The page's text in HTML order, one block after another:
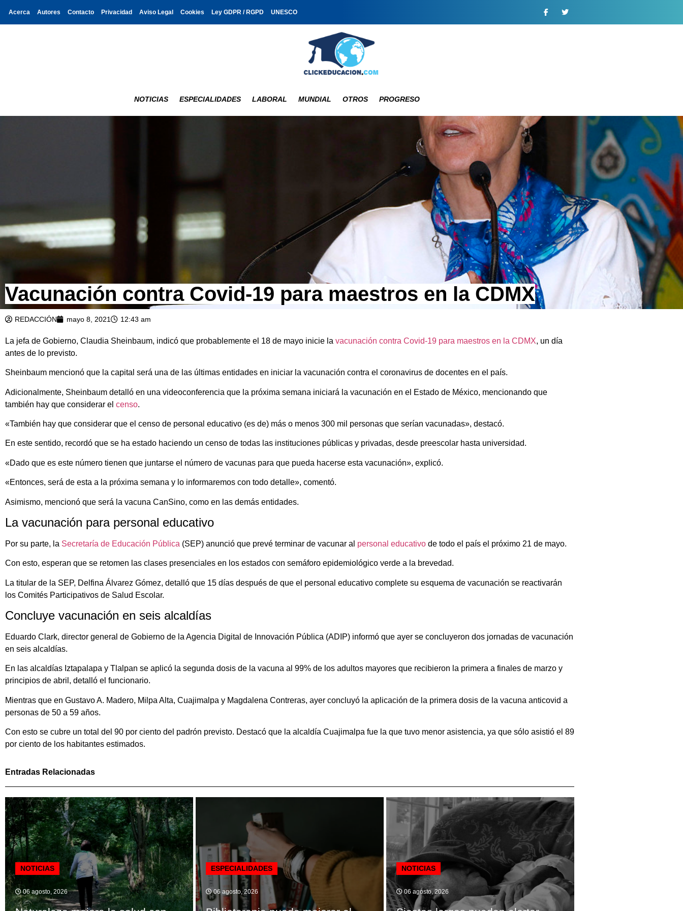
Acerca Autores Contacto Privacidad Aviso Legal Cookies Ley GDPR / RGPD UNESCO
NOTICIAS ESPECIALIDADES LABORAL MUNDIAL OTROS PROGRESO
Vacunación contra Covid-19 para maestros en la CDMX
REDACCIÓN mayo 8, 2021 12:43 am
La jefa de Gobierno, Claudia Sheinbaum, indicó que probablemente el 18 de mayo inicie la vacunación contra Covid-19 para maestros en la CDMX, un día
antes de lo previsto.
Sheinbaum mencionó que la capital será una de las últimas entidades en iniciar la vacunación contra el coronavirus de docentes en el país.
Adicionalmente, Sheinbaum detalló en una videoconferencia que la próxima semana iniciará la vacunación en el Estado de México, mencionando que
también hay que considerar el censo.
«También hay que considerar que el censo de personal educativo (es de) más o menos 300 mil personas que serían vacunadas», destacó.
En este sentido, recordó que se ha estado haciendo un censo de todas las instituciones públicas y privadas, desde preescolar hasta universidad.
«Dado que es este número tienen que juntarse el número de vacunas para que pueda hacerse esta vacunación», explicó.
«Entonces, será de esta a la próxima semana y lo informaremos con todo detalle», comentó.
Asimismo, mencionó que será la vacuna CanSino, como en las demás entidades.
La vacunación para personal educativo
Por su parte, la Secretaría de Educación Pública (SEP) anunció que prevé terminar de vacunar al personal educativo de todo el país el próximo 21 de mayo.
Con esto, esperan que se retomen las clases presenciales en los estados con semáforo epidemiológico verde a la brevedad.
La titular de la SEP, Delfina Álvarez Gómez, detalló que 15 días después de que el personal educativo complete su esquema de vacunación se reactivarán
los Comités Participativos de Salud Escolar.
Concluye vacunación en seis alcaldías
Eduardo Clark, director general de Gobierno de la Agencia Digital de Innovación Pública (ADIP) informó que ayer se concluyeron dos jornadas de vacunación
en seis alcaldías.
En las alcaldías Iztapalapa y Tlalpan se aplicó la segunda dosis de la vacuna al 99% de los adultos mayores que recibieron la primera a finales de marzo y
principios de abril, detalló el funcionario.
Mientras que en Gustavo A. Madero, Milpa Alta, Cuajimalpa y Magdalena Contreras, ayer concluyó la aplicación de la primera dosis de la vacuna anticovid a
personas de 50 a 59 años.
Con esto se cubre un total del 90 por ciento del padrón previsto. Destacó que la alcaldía Cuajimalpa fue la que tuvo menor asistencia, ya que sólo asistió el 89
por ciento de los habitantes estimados.
Entradas Relacionadas
NOTICIAS
06 agosto, 2026
ESPECIALIDADES
06 agosto, 2026
NOTICIAS
06 agosto, 2026